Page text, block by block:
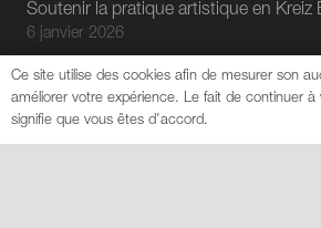
Soutenir la pratique artistique en Kreiz
6 janvier 2026
Quelques places sont encore à
5 novembre 2025
Trois nouvelles enseignantes ont
20 octobre 2023
Ce site utilise des cookies afin de mesurer son
améliorer votre expérience. Le fait de continuer à
signifie que vous êtes d'accord.